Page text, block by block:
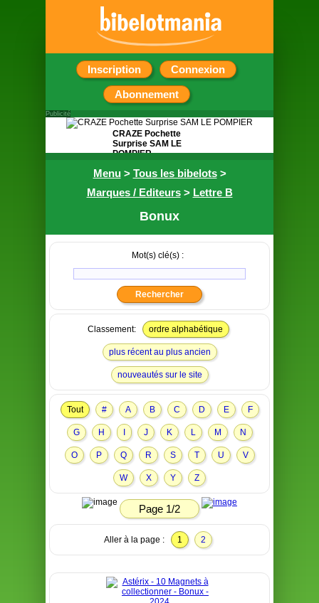
Inscription Connexion
Abonnement
Menu> Tous les bibelots>
Marques / Editeurs> Lettre B
Bonux
Mot(s) clé(s) :
Classement: ordre alphabétique
plus récent au plus ancien
nouveautés sur le site
Tout # A B C D E F
G H J K L M N
O P Q R S T U V
W X Y Z
Page 1/2
Aller à la page : 1 2
Publicité
CRAZE Pochette
Surprise SAM LE
POMPIER
Contient 5 petits